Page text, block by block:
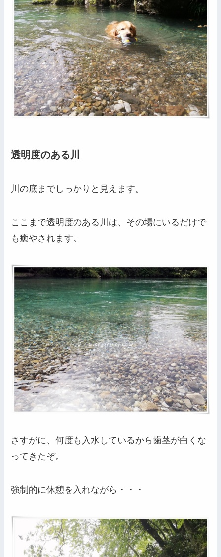
透明度のある川
川の底までしっかりと見えます。
ここまで透明度のある川は、その場にいるだけで
も癒やされます。
さすがに、何度も入水しているから歯茎が白くな
ってきたぞ。
強制的に休憩を入れながら・・・